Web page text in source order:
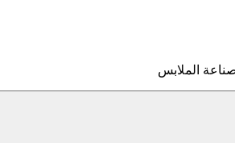
الملابس